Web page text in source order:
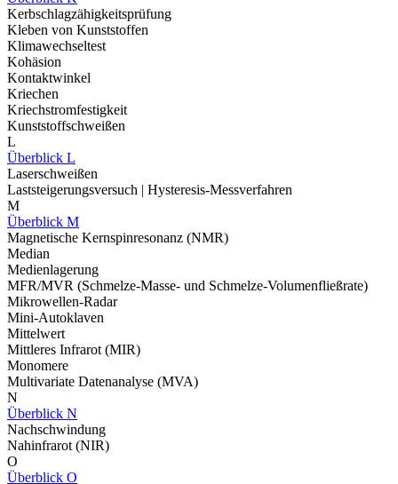
Kerbschlagzähigkeitsprüfung
Kleben von Kunststoffen
Klimawechseltest
Kohäsion
Kontaktwinkel
Kriechen
Kriechstromfestigkeit
Kunststoffschweißen
L
Überblick L
Laserschweißen
Laststeigerungsversuch | Hysteresis-Messverfahren
M
Überblick M
Magnetische Kernspinresonanz (NMR)
Median
Medienlagerung
MFR/MVR (Schmelze-Masse- und Schmelze-Volumenfließrate)
Mikrowellen-Radar
Mini-Autoklaven
Mittelwert
Mittleres Infrarot (MIR)
Monomere
Multivariate Datenanalyse (MVA)
N
Überblick N
Nachschwindung
Nahinfrarot (NIR)
O
Überblick O